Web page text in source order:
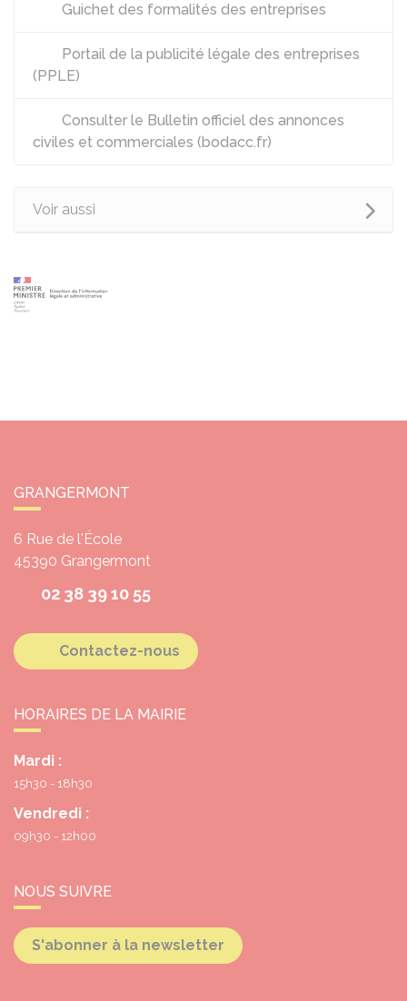
Guichet des formalités des entreprises
Portail de la publicité légale des entreprises
(PPLE)
Consulter le Bulletin officiel des annonces
civiles et commerciales (bodacc.fr)
Voir aussi
GRANGERMONT
6 Rue de l'École
45390 Grangermont
02 38 39 10 55
Contactez-nous
HORAIRES DE LA MAIRIE
Mardi :
15h30 - 18h30
Vendredi :
09h30 - 12h00
NOUS SUIVRE
S'abonner à la newsletter